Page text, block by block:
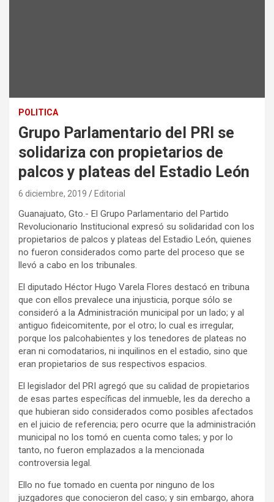
POLITICA
Grupo Parlamentario del PRI se
solidariza con propietarios de
palcos y plateas del Estadio León
6 diciembre, 2019 Editorial
Guanajuato, Gto.- El Grupo Parlamentario del Partido
Revolucionario Institucional expresó su solidaridad con los
propietarios de palcos y plateas del Estadio León, quienes
no fueron considerados como parte del proceso que se
llevó a cabo en los tribunales.
El diputado Héctor Hugo Varela Flores destacó en tribuna
que con ellos prevalece una injusticia, porque sólo se
consideró a la Administración municipal por un lado; y al
antiguo fideicomitente, por el otro; lo cual es irregular,
porque los palcohabientes y los tenedores de plateas no
eran ni comodatarios, ni inquilinos en el estadio, sino que
eran propietarios de sus respectivos espacios.
El legislador del PRI agregó que su calidad de propietarios
de esas partes específicas del inmueble, les da derecho a
que hubieran sido considerados como posibles afectados
en el juicio de referencia; pero ocurre que la administración
municipal no los tomó en cuenta como tales; y por lo
tanto, no fueron emplazados a la mencionada
controversia legal.
Ello no fue tomado en cuenta por ninguno de los
juzgadores que conocieron del caso; y sin embargo, ahora